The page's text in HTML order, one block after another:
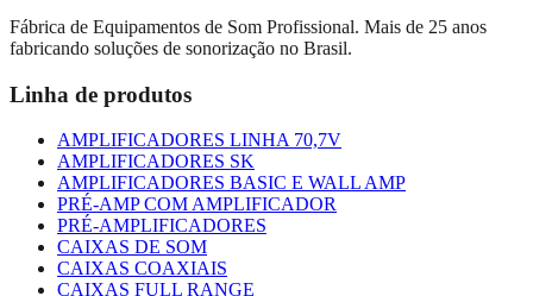
Fábrica de Equipamentos de Som Profissional. Mais de 25 anos
fabricando soluções de sonorização no Brasil.
Linha de produtos
AMPLIFICADORES LINHA 70,7V
AMPLIFICADORES SK
AMPLIFICADORES BASIC E WALL AMP
PRÉ-AMP COM AMPLIFICADOR
PRÉ-AMPLIFICADORES
CAIXAS DE SOM
CAIXAS COAXIAIS
CAIXAS FULL RANGE